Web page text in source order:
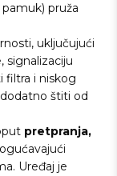
pruža
uključujući
signalizaciju
filtra i niskog
štiti od
pretpranja,
Uređaj je